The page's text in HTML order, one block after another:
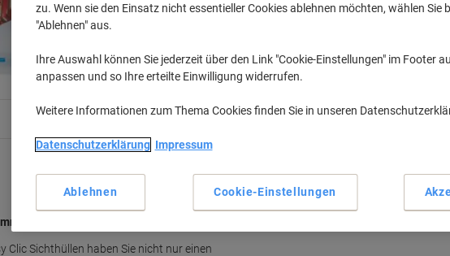
zur Hand
Clic Sichthüllen haben Sie nicht nur einen
Lieferinformationen
Starkes, transparentes PVC
Mehr anzeigen
zu. Wenn sie den Einsatz nicht essentieller Cookies ablehnen möchten, wählen Sie
"Ablehnen" aus.
Ihre Auswahl können Sie jederzeit über den Link "Cookie-Einstellungen" im Footer
anpassen und so Ihre erteilte Einwilligung widerrufen.
Weitere Informationen zum Thema Cookies finden Sie in unseren
Datenschutzerklärung Impressum
Cookie-Einstellungen
Ablehnen